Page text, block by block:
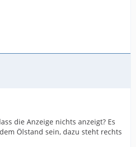
die Anzeige nichts anzeigt? Es
Ölstand sein, dazu steht rechts